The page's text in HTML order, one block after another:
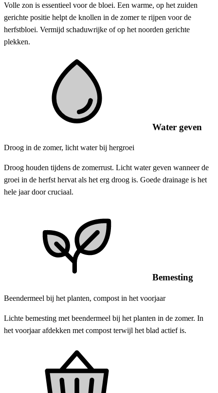
Volle zon is essentieel voor de bloei. Een warme, op het zuiden
gerichte positie helpt de knollen in de zomer te rijpen voor de
herfstbloei. Vermijd schaduwrijke of op het noorden gerichte
plekken.
Water geven
Droog in de zomer, licht water bij hergroei
Droog houden tijdens de zomerrust. Licht water geven wanneer de
groei in de herfst hervat als het erg droog is. Goede drainage is het
hele jaar door cruciaal.
Bemesting
Beendermeel bij het planten, compost in het voorjaar
Lichte bemesting met beendermeel bij het planten in de zomer. In
het voorjaar afdekken met compost terwijl het blad actief is.